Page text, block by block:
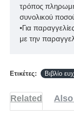
τρόπος
συνολικού
•Για
με την
Ετικέτες: Βιβλίο
Related